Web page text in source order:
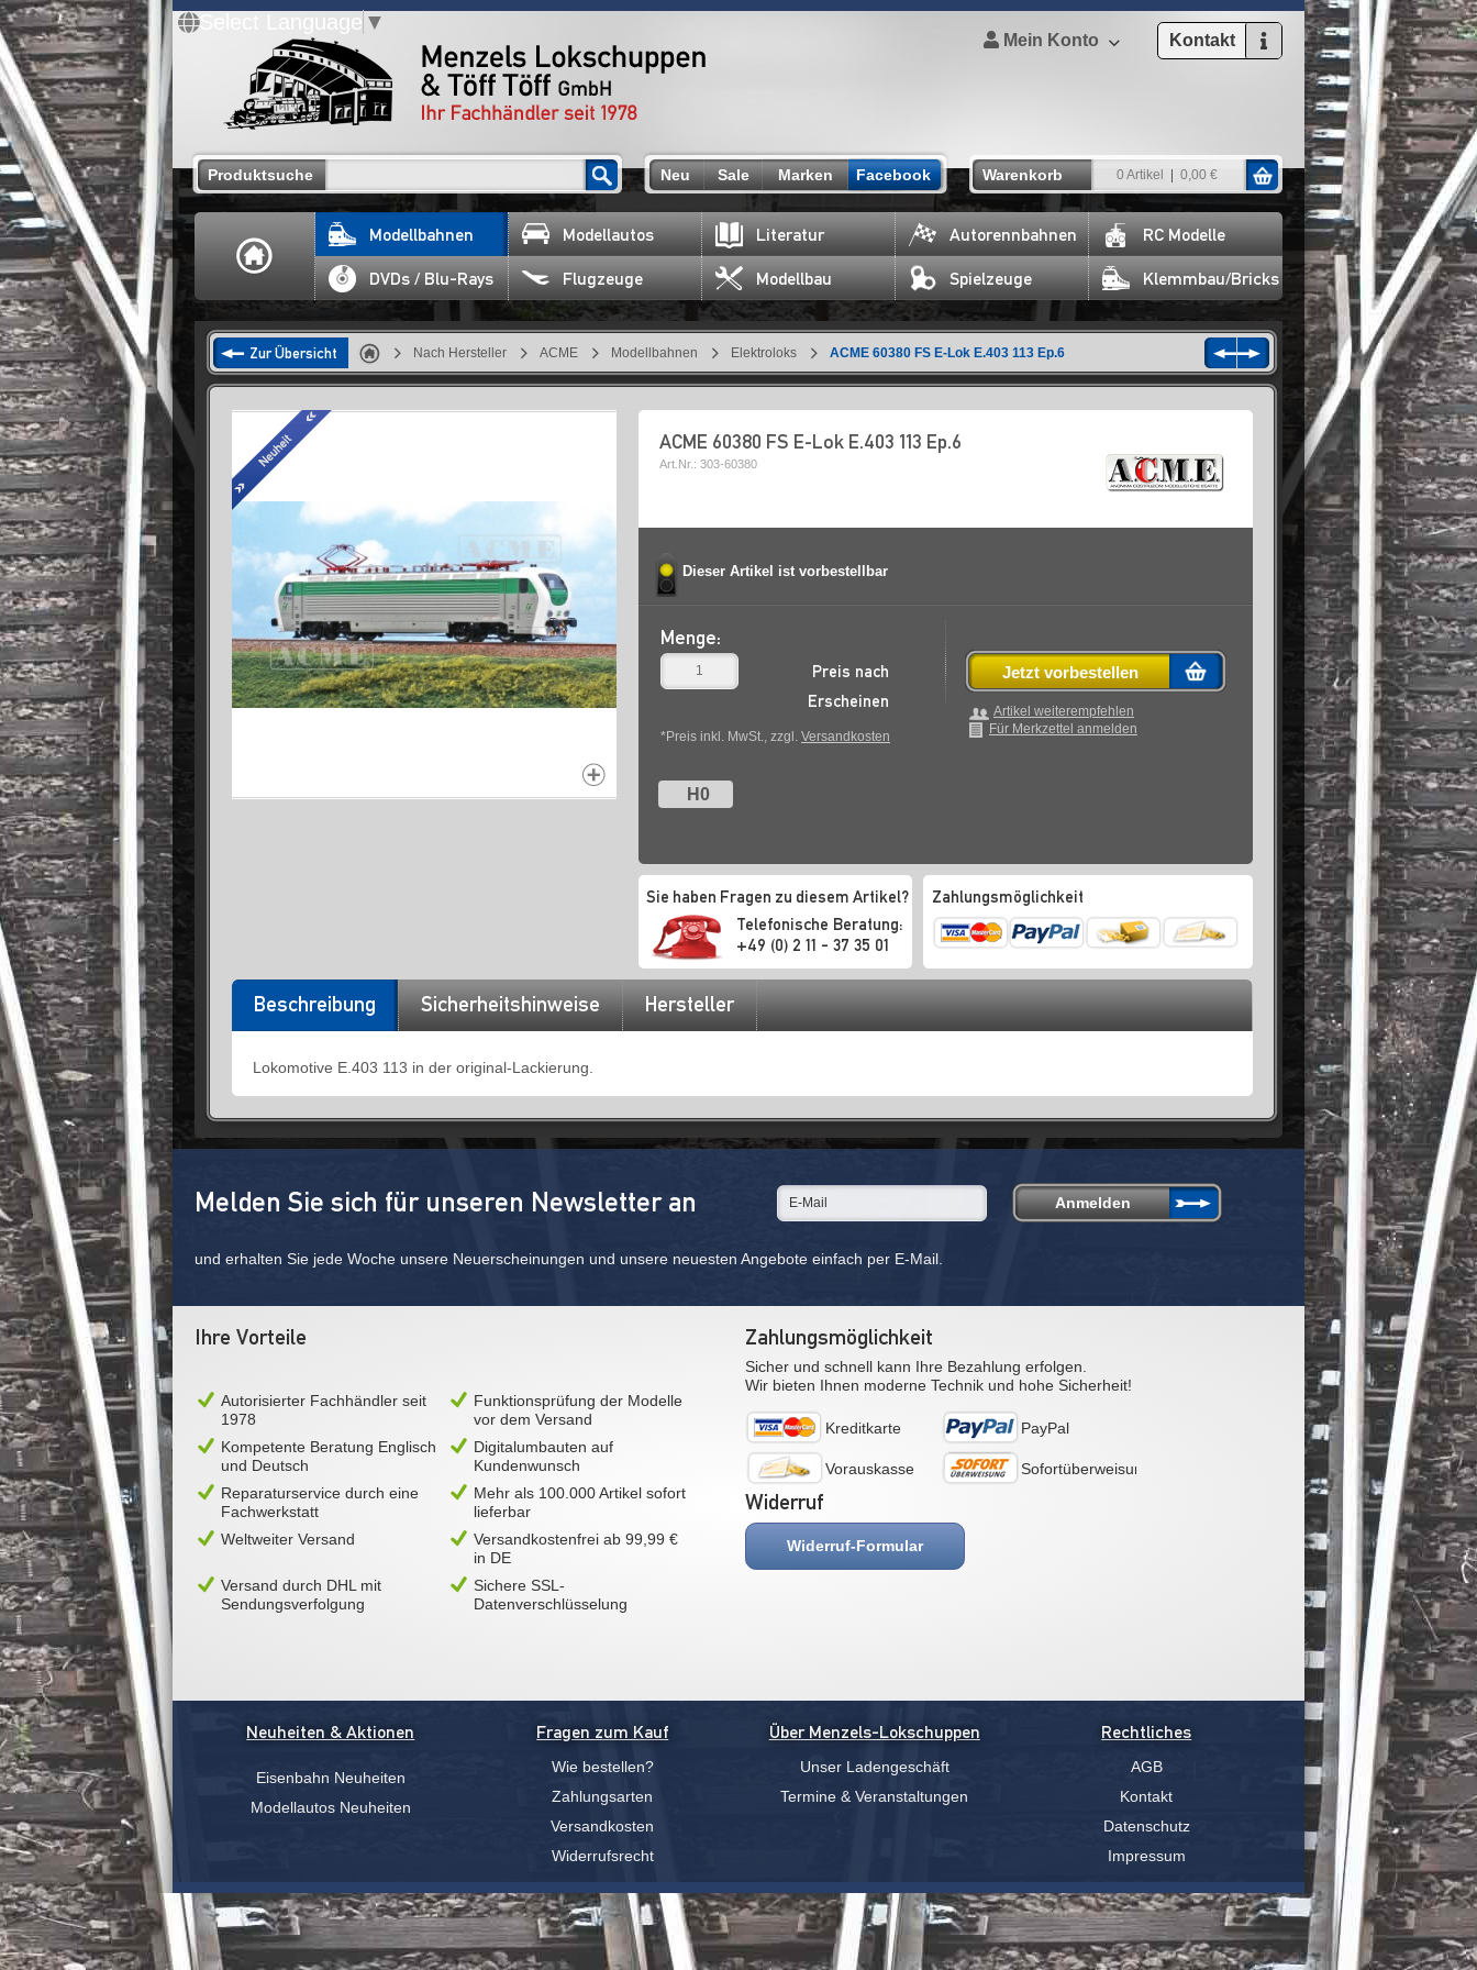
Select Language ▼
Mein Konto Kontakt
Produktsuche Neu Sale Marken Facebook Warenkorb 0 Artikel 0,00 €
Modellbahnen Modellautos Literatur Autorennbahnen RC Modelle
DVDs / Blu-Rays Flugzeuge Modellbau Spielzeuge Klemmbau/Bricks
Zur Übersicht Nach Hersteller ACME Modellbahnen Elektroloks ACME 60380 FS E-Lok E.403 113 Ep.6
ACME 60380 FS E-Lok E.403 113 Ep.6
Art.Nr.: 303-60380
Dieser Artikel ist vorbestellbar
Menge:
Preis nach
Erscheinen
*Preis inkl. MwSt., zzgl. Versandkosten
Jetzt vorbestellen
Artikel weiterempfehlen
Für Merkzettel anmelden
H0
Sie haben Fragen zu diesem Artikel?
Telefonische Beratung:
+49 (0) 2 11 - 37 35 01
Zahlungsmöglichkeit
Beschreibung Sicherheitshinweise Hersteller
Lokomotive E.403 113 in der original-Lackierung.
Melden Sie sich für unseren Newsletter an
und erhalten Sie jede Woche unsere Neuerscheinungen und unsere neuesten Angebote einfach per E-Mail.
Ihre Vorteile
Autorisierter Fachhändler seit
1978
Funktionsprüfung der Modelle
vor dem Versand
Kompetente Beratung Englisch
und Deutsch
Digitalumbauten auf
Kundenwunsch
Reparaturservice durch eine
Fachwerkstatt
Mehr als 100.000 Artikel sofort
lieferbar
Weltweiter Versand
Versandkostenfrei ab 99,99 €
in DE
Versand durch DHL mit
Sendungsverfolgung
Sichere SSL-
Datenverschlüsselung
Zahlungsmöglichkeit
Sicher und schnell kann Ihre Bezahlung erfolgen.
Wir bieten Ihnen moderne Technik und hohe Sicherheit!
Kreditkarte PayPal
Vorauskasse Sofortüberweisung
Widerruf
Widerruf-Formular
Neuheiten & Aktionen
Eisenbahn Neuheiten
Modellautos Neuheiten
Fragen zum Kauf
Wie bestellen?
Zahlungsarten
Versandkosten
Widerrufsrecht
Über Menzels-Lokschuppen
Unser Ladengeschäft
Termine & Veranstaltungen
Rechtliches
AGB
Kontakt
Datenschutz
Impressum